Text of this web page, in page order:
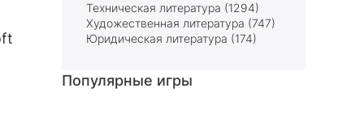
Техническая литература (1294)
Художественная литература (747)
Юридическая литература (174)
Популярные игры